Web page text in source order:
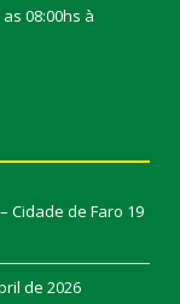
08:00hs à
– Cidade de Faro 19
de 2026